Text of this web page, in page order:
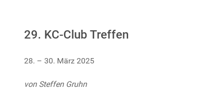
29. KC-Club Treffen
28. – 30. März 2025
von Steffen Gruhn